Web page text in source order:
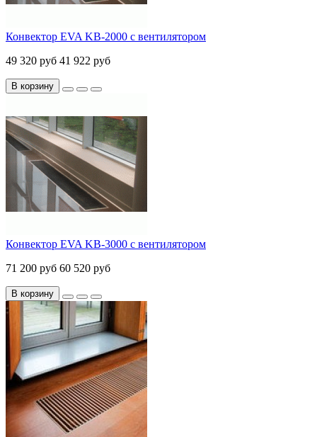
Конвектор EVA KB-2000 с вентилятором
49 320 руб 41 922 руб
В корзину
Конвектор EVA KB-3000 с вентилятором
71 200 руб 60 520 руб
В корзину